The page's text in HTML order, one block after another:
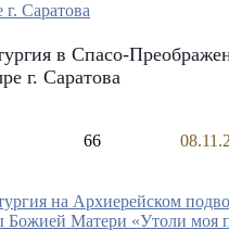
в Спасо-
г. Саратова
66